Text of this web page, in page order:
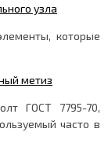
узла
которые
метиз
ГОСТ 7795-70,
часто в